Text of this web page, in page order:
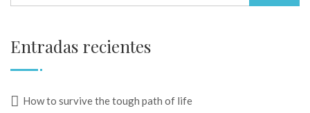
Entradas recientes
How to survive the tough path of life